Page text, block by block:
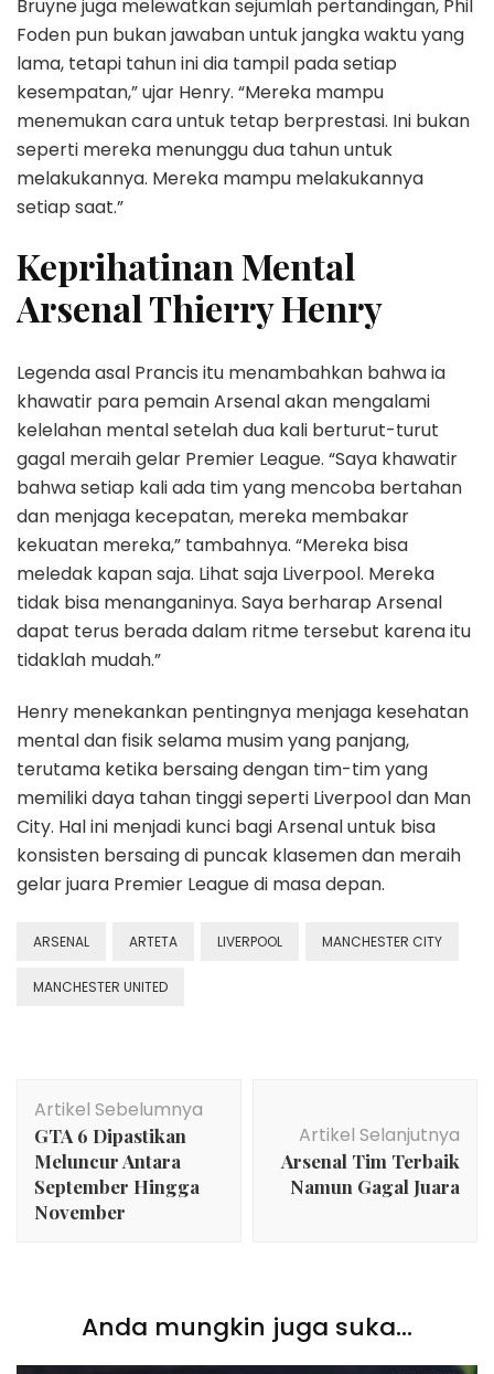
Bruyne juga melewatkan sejumlah pertandingan, Phil
Foden pun bukan jawaban untuk jangka waktu yang
lama, tetapi tahun ini dia tampil pada setiap
kesempatan,” ujar Henry. “Mereka mampu
menemukan cara untuk tetap berprestasi. Ini bukan
seperti mereka menunggu dua tahun untuk
melakukannya. Mereka mampu melakukannya
setiap saat.”
Keprihatinan Mental
Arsenal Thierry Henry
Legenda asal Prancis itu menambahkan bahwa ia
khawatir para pemain Arsenal akan mengalami
kelelahan mental setelah dua kali berturut-turut
gagal meraih gelar Premier League. “Saya khawatir
bahwa setiap kali ada tim yang mencoba bertahan
dan menjaga kecepatan, mereka membakar
kekuatan mereka,” tambahnya. “Mereka bisa
meledak kapan saja. Lihat saja Liverpool. Mereka
tidak bisa menanganinya. Saya berharap Arsenal
dapat terus berada dalam ritme tersebut karena itu
tidaklah mudah.”
Henry menekankan pentingnya menjaga kesehatan
mental dan fisik selama musim yang panjang,
terutama ketika bersaing dengan tim-tim yang
memiliki daya tahan tinggi seperti Liverpool dan Man
City. Hal ini menjadi kunci bagi Arsenal untuk bisa
konsisten bersaing di puncak klasemen dan meraih
gelar juara Premier League di masa depan.
ARSENAL ARTETA LIVERPOOL MANCHESTER CITY
MANCHESTER UNITED
Artikel
Artikel Sebelumnya
GTA 6 Dipastikan
Meluncur Antara
September Hingga
November
Artikel Selanjutnya
Arsenal Tim Terbaik
Namun Gagal Juara
Anda mungkin juga suka...